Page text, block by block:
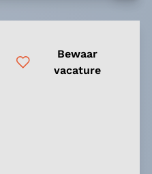
Bewaar
vacature